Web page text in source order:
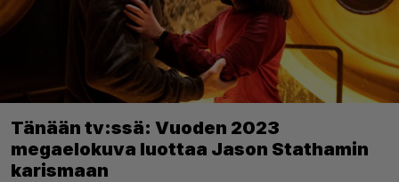
Tänään tv:ssä: Vuoden 2023
megaelokuva luottaa Jason Stathamin
karismaan